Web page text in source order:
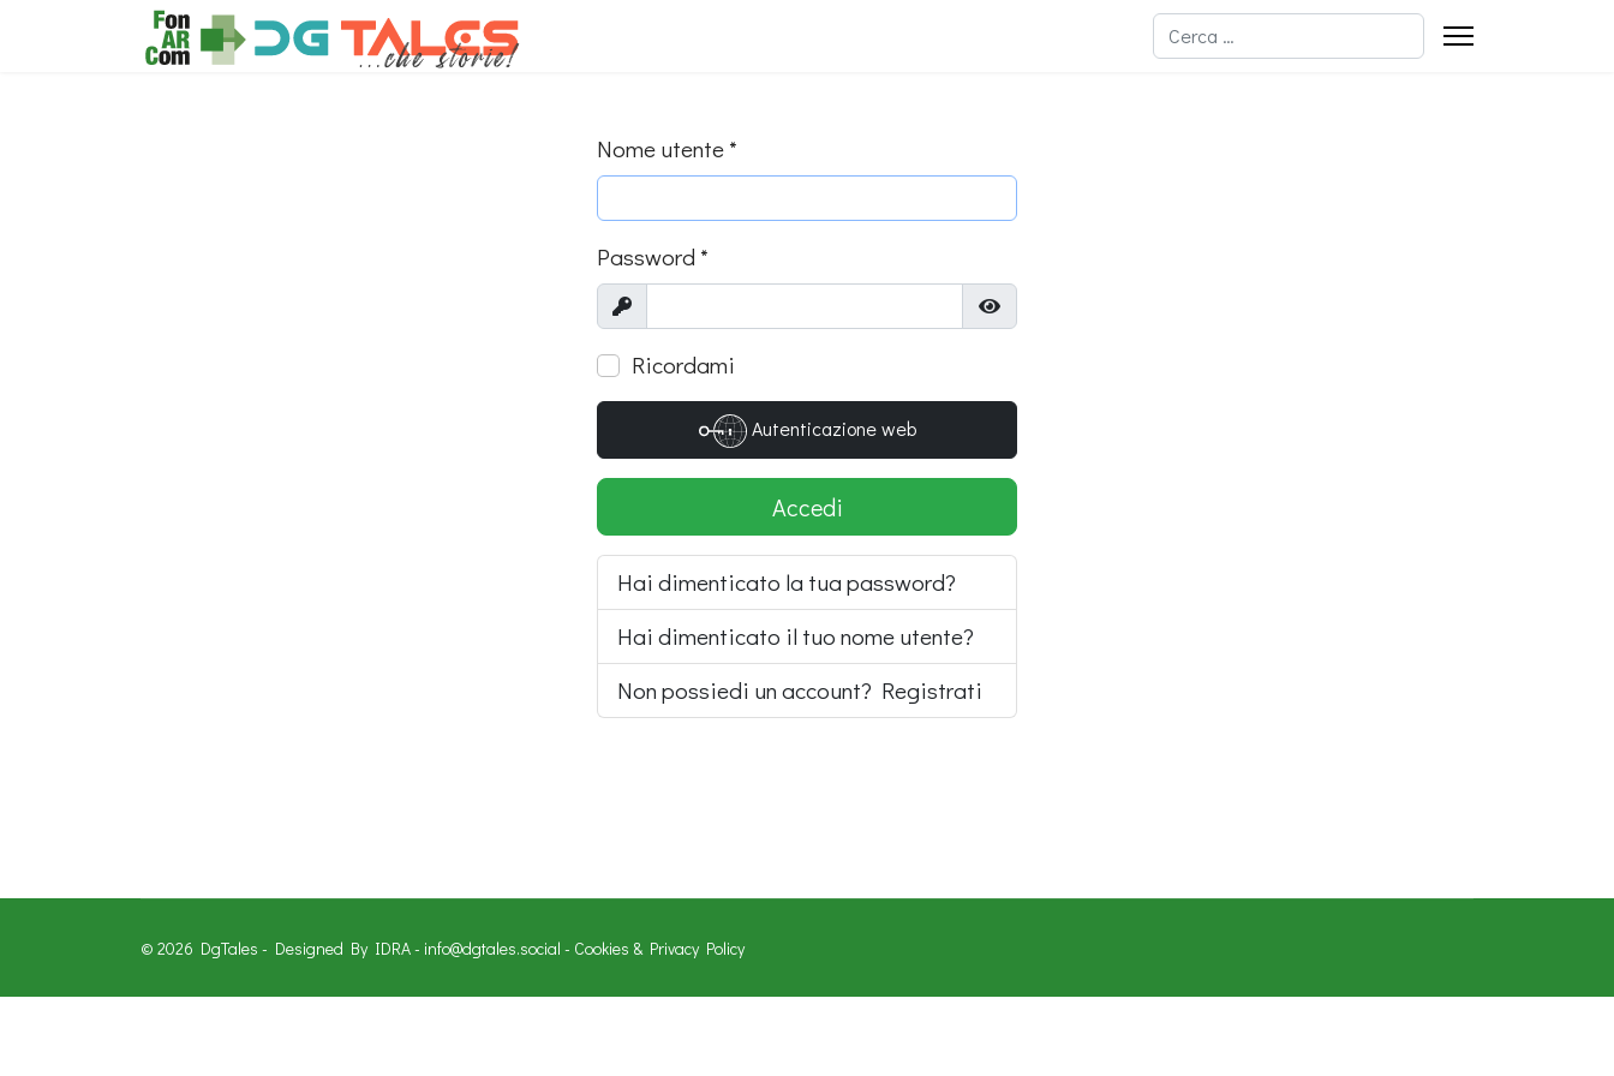
Cerca
Articoli
Nome utente *
Password *
Mostra
Mostra password
Ricordami
Autenticazione web
Accedi
Hai dimenticato la tua password?
Hai dimenticato il tuo nome utente?
Non possiedi un account? Registrati
© 2026 DgTales - Designed By IDRA - info@dgtales.social - Cookies & Privacy Policy